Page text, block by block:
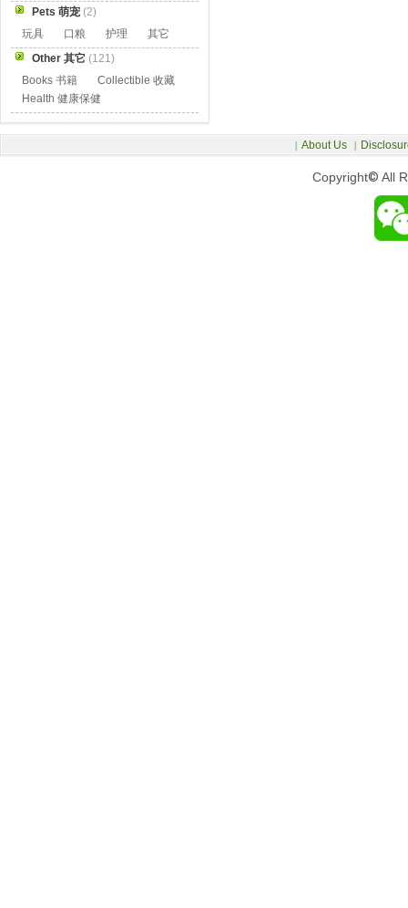
Pets 萌宠 (2)
玩具
口粮 护理
其它
Other 其它 (121)
Books 书籍
Collectible 收藏
Health 健康保健
Copyright© All
| About Us |